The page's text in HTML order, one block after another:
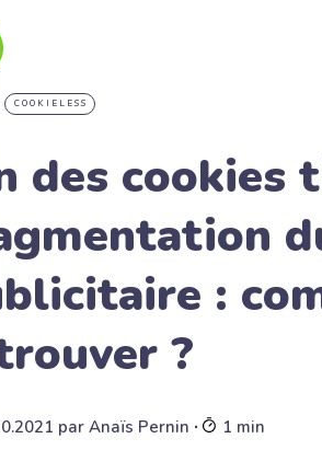
COOKIELESS
des cookies
:
?
par Anaïs Pernin ∙ 1 min